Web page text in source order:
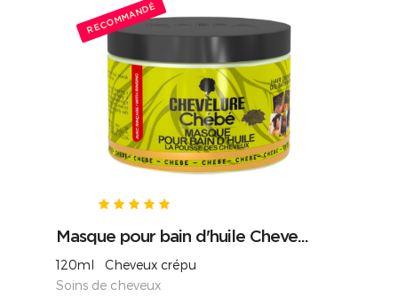
RECOMMANDÉ
Masque pour bain d'huile Cheve...
120ml Cheveux crépu
Soins de cheveux